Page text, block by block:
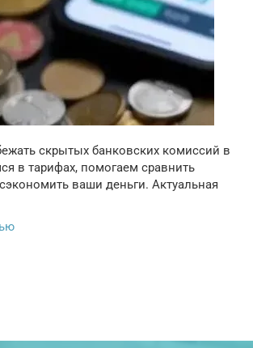
скрытых банковских комиссий в
в тарифах, помогаем сравнить
ваши деньги. Актуальная